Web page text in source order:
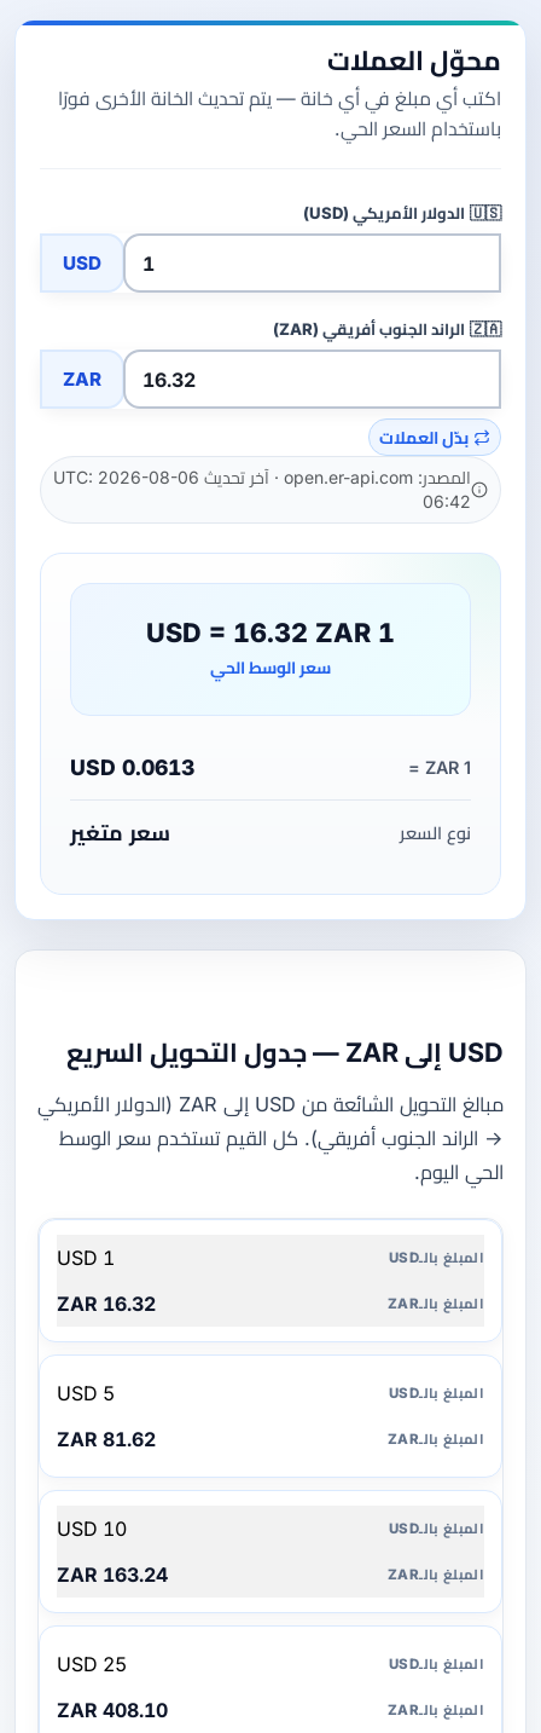
محوّل العملات
اكتب أي مبلغ في أي خانة — يتم تحديث الخانة الأخرى فورًا
باستخدام السعر الحي.
🇺🇸 الدولار الأمريكي (USD)
USD
🇿🇦 الراند الجنوب أفريقي (ZAR)
ZAR
بدّل العملات
المصدر: open.er-api.com · آخر تحديث UTC: 2026-08-06
06:42
1 USD = 16.32 ZAR
سعر الوسط الحي
1 ZAR =
0.0613 USD
نوع السعر سعر متغير
USD إلى ZAR — جدول التحويل السريع
مبالغ التحويل الشائعة من USD إلى ZAR (الدولار الأمريكي
→ الراند الجنوب أفريقي). كل القيم تستخدم سعر الوسط
الحي اليوم.
بالـUSD
المبلغ
1 USD
16.32 ZAR
5 USD
81.62 ZAR
10 USD
163.24 ZAR
25 USD
408.10 ZAR